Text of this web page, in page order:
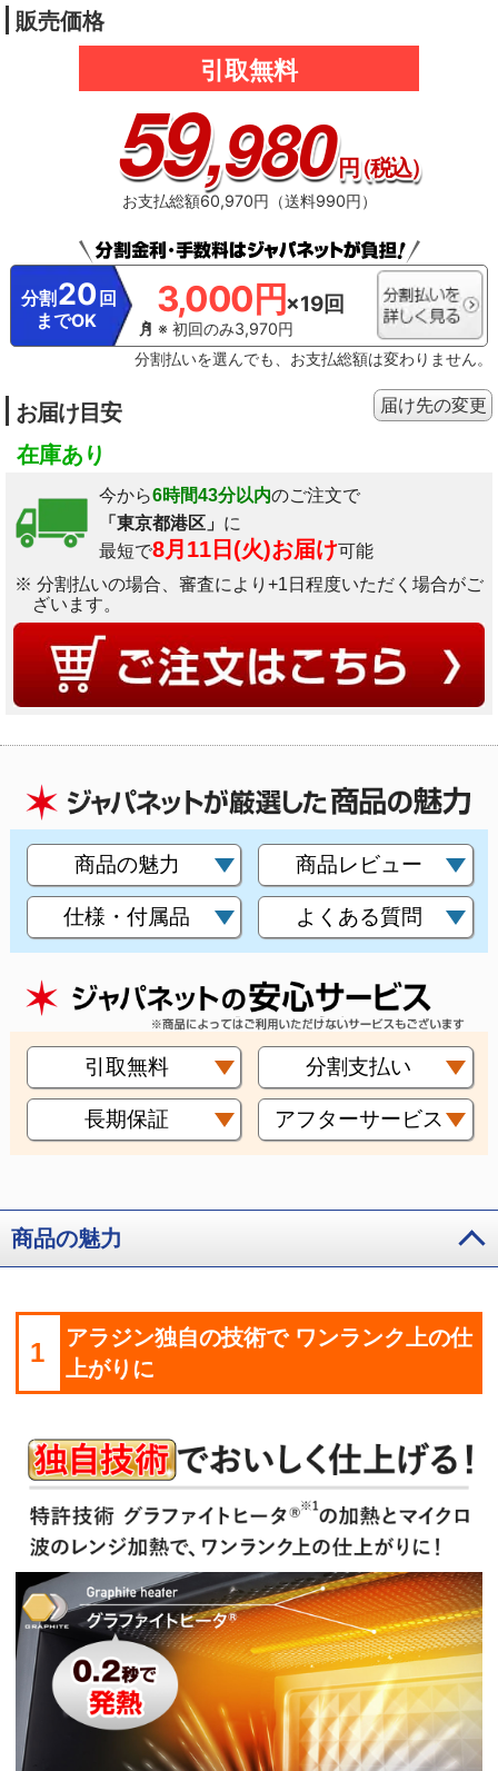
販売価格
引取無料
59,980円（税込）
お支払総額60,970円（送料990円）
分割 20 回
までOK
3,000円×19回
※ 初回のみ3,970円
分割払いを選んでも、お支払総額は変わりません。
お届け目安
在庫あり
今から6時間43分以内のご注文で
「東京都港区」 に
最短で8月11日(火)お届け可能
※ 分割払いの場合、審査により+1日程度いただく場合がご
ざいます。
届け先の変更
商品の魅力 商品レビュー
仕様・付属品 よくある質問
引取無料 分割支払い
長期保証 アフターサービス
商品の魅力
1
アラジン独自の技術で ワンランク上の仕
上がりに